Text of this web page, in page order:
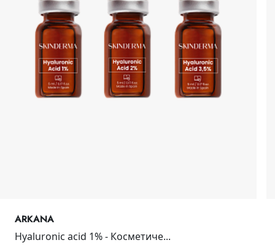
ARKANA
Hyaluronic acid 1% - Косметиче...